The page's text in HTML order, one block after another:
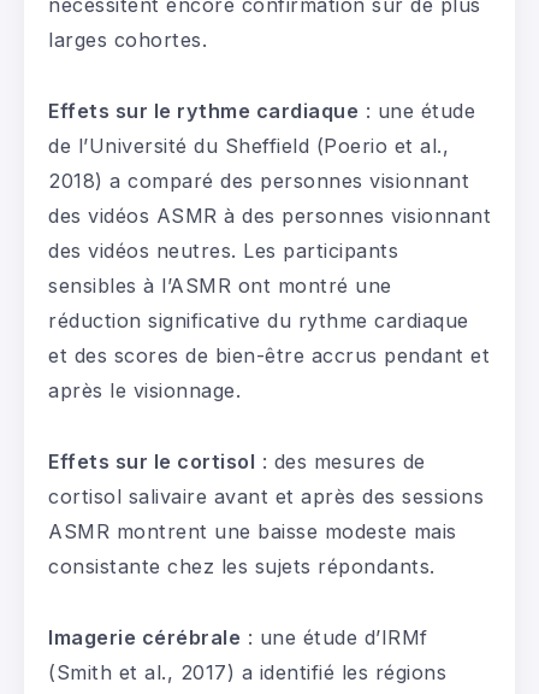
nécessitent encore confirmation sur de plus
larges cohortes.
Effets sur le rythme cardiaque : une étude
de l’Université du Sheffield (Poerio et al.,
2018) a comparé des personnes visionnant
des vidéos ASMR à des personnes visionnant
des vidéos neutres. Les participants
sensibles à l’ASMR ont montré une
réduction significative du rythme cardiaque
et des scores de bien-être accrus pendant et
après le visionnage.
Effets sur le cortisol : des mesures de
cortisol salivaire avant et après des sessions
ASMR montrent une baisse modeste mais
consistante chez les sujets répondants.
Imagerie cérébrale : une étude d’IRMf
(Smith et al., 2017) a identifié les régions